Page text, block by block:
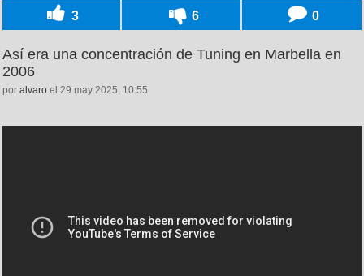
3 6 0
Así era una concentración de Tuning en Marbella en
2006
por alvaro el 29 may 2025, 10:55